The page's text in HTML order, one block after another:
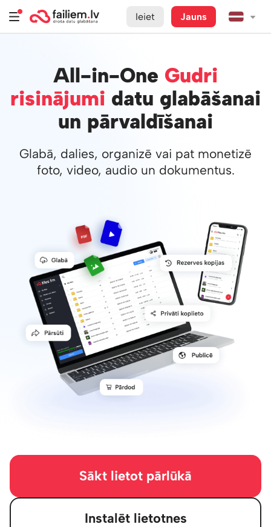
Ieiet Jauns
All-in-One Gudri
risinājumi datu glabāšanai
un pārvaldīšanai
Glabā, dalies, organizē vai pat monetizē
foto, video, audio un dokumentus.
Sākt lietot pārlūkā
Instalēt lietotnes